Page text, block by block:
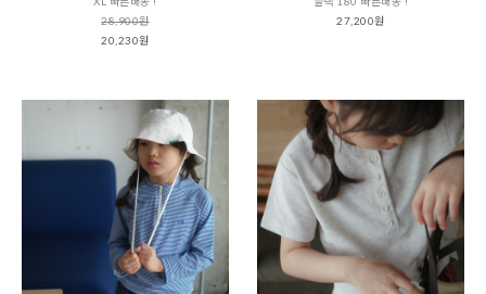
28,900원
20,230원
27,200원